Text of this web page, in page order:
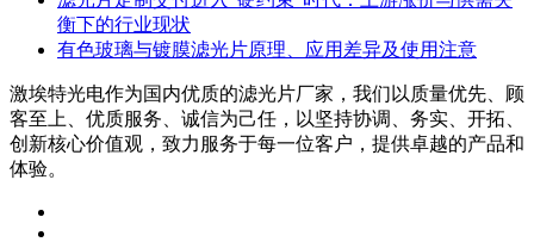
衡下的行业现状
有色玻璃与镀膜滤光片原理、应用差异及使用注意
激埃特光电作为国内优质的滤光片厂家，我们以质量优先、顾
客至上、优质服务、诚信为己任，以坚持协调、务实、开拓、
创新核心价值观，致力服务于每一位客户，提供卓越的产品和
体验。